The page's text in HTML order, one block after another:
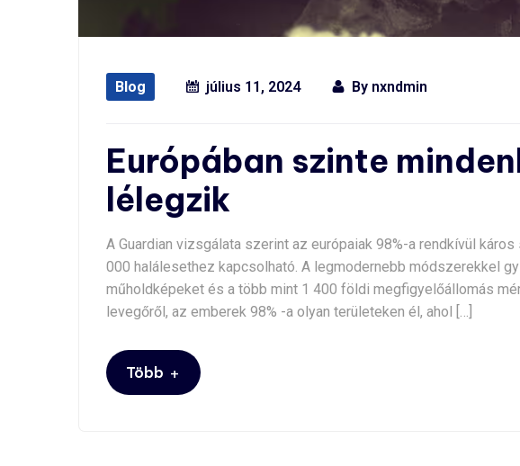
Blog július 11, 2024 By nxndmin
Európában szinte
lélegzik
A Guardian vizsgálata szerint az európaiak 98%-a rendkívül
000 halálesethez kapcsolható. A legmodernebb módszerekkel
műholdképeket és a több mint 1 400 földi megfigyelőállomás
levegőről, az emberek 98% -a olyan területeken él, ahol […]
Több +